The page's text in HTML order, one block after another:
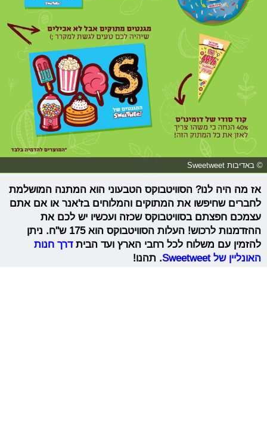
© באדיבות Sweetweet
אז מה היה לנו? הסוויטבוקס הטבעוני הוא המתנה המושלמת
לחברים שחיפשו את המתוקים והמלוחים בז'אנר או אם אתם
עצמכם חפצתם בסוויטבוקס שכזה ועכשיו יש לכם את
ההזדמנות לרכוש! העלות הסוויטבוקס הוא 175 ש"ח. ניתן
להזמין עם משלוח לכל רחבי הארץ ועד הביתדרך חנות
האונליין של Sweetweet
. תהנו!